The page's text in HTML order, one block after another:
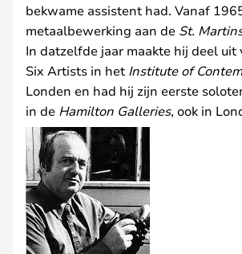
bekwame assistent had. Vanaf
metaalbewerking aan de St.
In datzelfde jaar maakte hij deel uit
Six Artists in het Institute of
Londen en had hij zijn eerste
in de Hamilton Galleries, ook in